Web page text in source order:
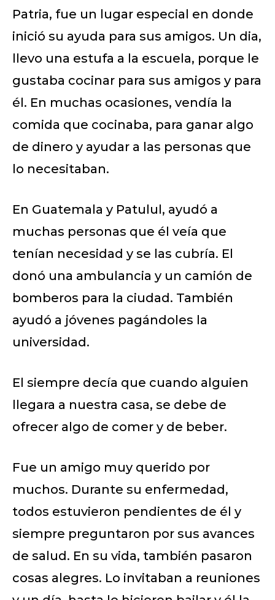
Patria, fue un lugar especial en donde
inició su ayuda para sus amigos. Un dia,
llevo una estufa a la escuela, porque le
gustaba cocinar para sus amigos y para
él. En muchas ocasiones, vendía la
comida que cocinaba, para ganar algo
de dinero y ayudar a las personas que
lo necesitaban.
En Guatemala y Patulul, ayudó a
muchas personas que él veía que
tenían necesidad y se las cubría. El
donó una ambulancia y un camión de
bomberos para la ciudad. También
ayudó a jóvenes pagándoles la
universidad.
El siempre decía que cuando alguien
llegara a nuestra casa, se debe de
ofrecer algo de comer y de beber.
Fue un amigo muy querido por
muchos. Durante su enfermedad,
todos estuvieron pendientes de él y
siempre preguntaron por sus avances
de salud. En su vida, también pasaron
cosas alegres. Lo invitaban a reuniones